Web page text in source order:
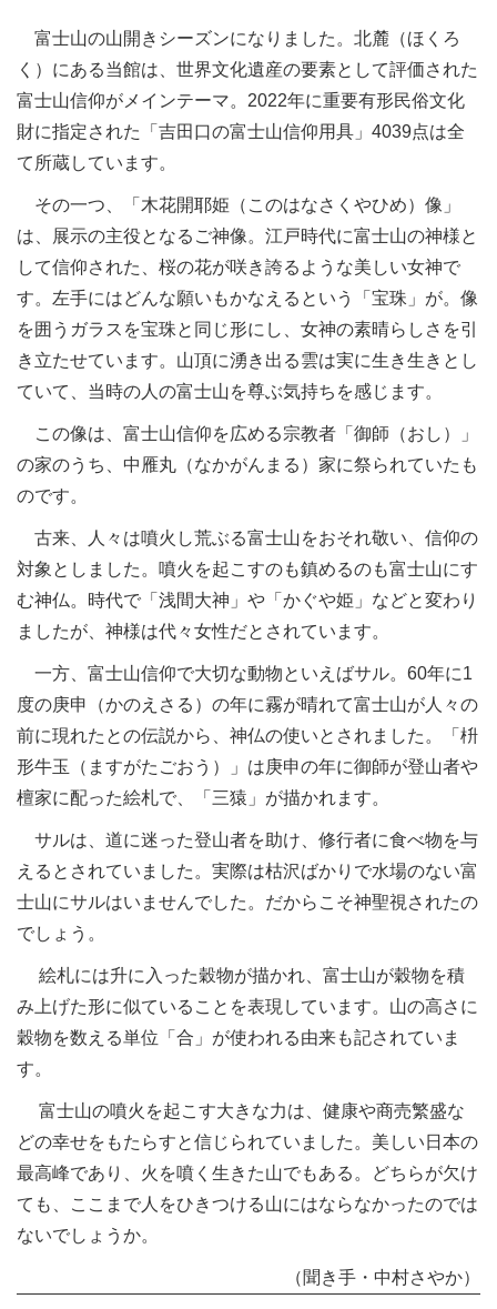
富士山の山開きシーズンになりました。北麓（ほくろ
く）にある当館は、世界文化遺産の要素として評価された
富士山信仰がメインテーマ。2022年に重要有形民俗文化
財に指定された「吉田口の富士山信仰用具」4039点は全
て所蔵しています。
その一つ、「木花開耶姫（このはなさくやひめ）像」
は、展示の主役となるご神像。江戸時代に富士山の神様と
して信仰された、桜の花が咲き誇るような美しい女神で
す。左手にはどんな願いもかなえるという「宝珠」が。像
を囲うガラスを宝珠と同じ形にし、女神の素晴らしさを引
き立たせています。山頂に湧き出る雲は実に生き生きとし
ていて、当時の人の富士山を尊ぶ気持ちを感じます。
この像は、富士山信仰を広める宗教者「御師（おし）」
の家のうち、中雁丸（なかがんまる）家に祭られていたも
のです。
古来、人々は噴火し荒ぶる富士山をおそれ敬い、信仰の
対象としました。噴火を起こすのも鎮めるのも富士山にす
む神仏。時代で「浅間大神」や「かぐや姫」などと変わり
ましたが、神様は代々女性だとされています。
一方、富士山信仰で大切な動物といえばサル。60年に1
度の庚申（かのえさる）の年に霧が晴れて富士山が人々の
前に現れたとの伝説から、神仏の使いとされました。「枡
形牛玉（ますがたごおう）」は庚申の年に御師が登山者や
檀家に配った絵札で、「三猿」が描かれます。
サルは、道に迷った登山者を助け、修行者に食べ物を与
えるとされていました。実際は枯沢ばかりで水場のない富
士山にサルはいませんでした。だからこそ神聖視されたの
でしょう。
絵札には升に入った穀物が描かれ、富士山が穀物を積
み上げた形に似ていることを表現しています。山の高さに
穀物を数える単位「合」が使われる由来も記されていま
す。
富士山の噴火を起こす大きな力は、健康や商売繁盛な
どの幸せをもたらすと信じられていました。美しい日本の
最高峰であり、火を噴く生きた山でもある。どちらが欠け
ても、ここまで人をひきつける山にはならなかったのでは
ないでしょうか。
（聞き手・中村さやか）